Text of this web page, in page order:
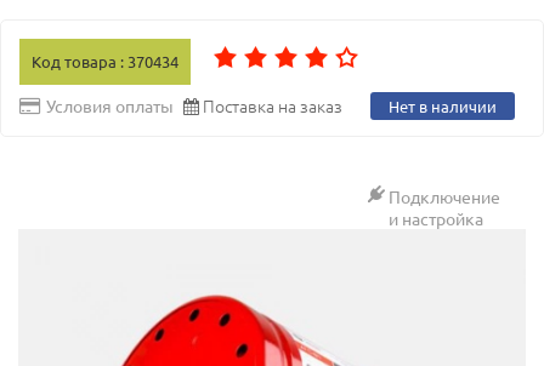
Код товара : 370434
Условия оплаты Поставка на заказ Нет в наличии
Подключение
и настройка